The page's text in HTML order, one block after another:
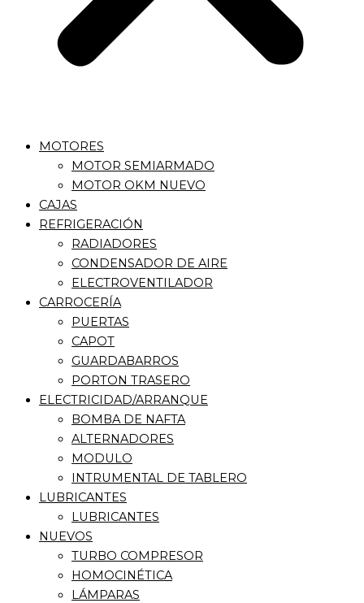
MOTORES
MOTOR SEMIARMADO
MOTOR OKM NUEVO
CAJAS
REFRIGERACIÓN
RADIADORES
CONDENSADOR DE AIRE
ELECTROVENTILADOR
CARROCERÍA
PUERTAS
CAPOT
GUARDABARROS
PORTON TRASERO
ELECTRICIDAD/ARRANQUE
BOMBA DE NAFTA
ALTERNADORES
MODULO
INTRUMENTAL DE TABLERO
LUBRICANTES
LUBRICANTES
NUEVOS
TURBO COMPRESOR
HOMOCINÉTICA
LÁMPARAS